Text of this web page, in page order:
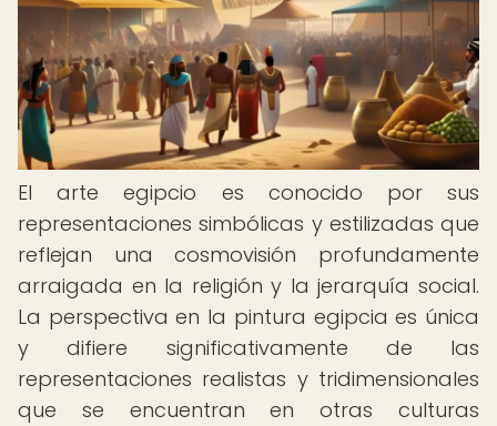
El arte egipcio es conocido por sus
representaciones simbólicas y estilizadas que
reflejan una cosmovisión profundamente
arraigada en la religión y la jerarquía social.
La perspectiva en la pintura egipcia es única
y difiere significativamente de las
representaciones realistas y tridimensionales
que se encuentran en otras culturas